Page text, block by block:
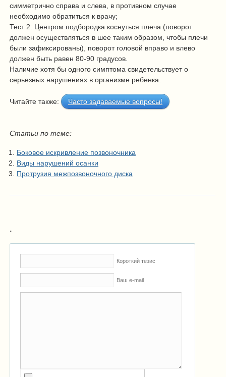
симметрично справа и слева, в противном случае
необходимо обратиться к врачу;
Тест 2: Центром подбородка коснуться плеча (поворот
должен осуществляться в шее таким образом, чтобы плечи
были зафиксированы), поворот головой вправо и влево
должен быть равен 80-90 градусов.
Наличие хотя бы одного симптома свидетельствует о
серьезных нарушениях в организме ребенка.
Читайте также: Часто задаваемые вопросы!
Статьи по теме:
Боковое искривление позвоночника
Виды нарушений осанки
Протрузия межпозвоночного диска
.
Короткий тезис
Ваш e-mail